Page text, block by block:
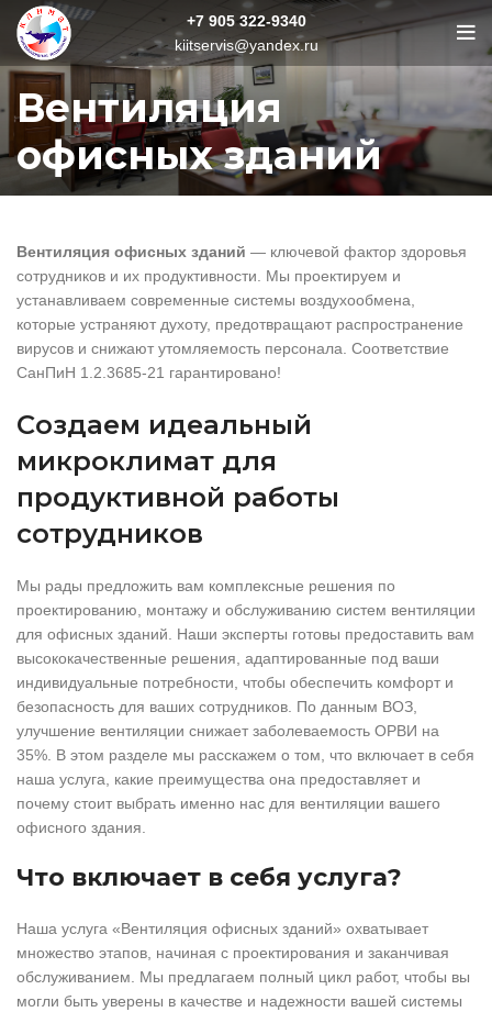
+7 905 322-9340
kiitservis@yandex.ru
Вентиляция
офисных зданий
Вентиляция офисных зданий — ключевой фактор здоровья
сотрудников и их продуктивности. Мы проектируем и
устанавливаем современные системы воздухообмена,
которые устраняют духоту, предотвращают распространение
вирусов и снижают утомляемость персонала. Соответствие
СанПиН 1.2.3685-21 гарантировано!
Создаем идеальный
микроклимат для
продуктивной работы
сотрудников
Мы рады предложить вам комплексные решения по
проектированию, монтажу и обслуживанию систем вентиляции
для офисных зданий. Наши эксперты готовы предоставить вам
высококачественные решения, адаптированные под ваши
индивидуальные потребности, чтобы обеспечить комфорт и
безопасность для ваших сотрудников. По данным ВОЗ,
улучшение вентиляции снижает заболеваемость ОРВИ на
35%. В этом разделе мы расскажем о том, что включает в себя
наша услуга, какие преимущества она предоставляет и
почему стоит выбрать именно нас для вентиляции вашего
офисного здания.
Что включает в себя услуга?
Наша услуга «Вентиляция офисных зданий» охватывает
множество этапов, начиная с проектирования и заканчивая
обслуживанием. Мы предлагаем полный цикл работ, чтобы вы
могли быть уверены в качестве и надежности вашей системы